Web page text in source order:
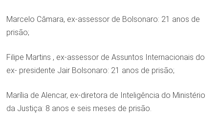
Marcelo Câmara, ex-assessor de Bolsonaro: 21 anos de
prisão;
Filipe Martins , ex-assessor de Assuntos Internacionais do
ex- presidente Jair Bolsonaro: 21 anos de prisão;
Marília de Alencar, ex-diretora de Inteligência do Ministério
da Justiça: 8 anos e seis meses de prisão.